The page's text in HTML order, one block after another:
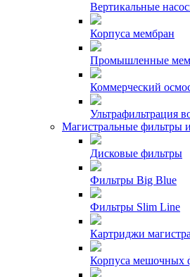
Вертикальные
Корпуса мембран
Промышленные
Коммерческий
Ультрафильтрация
Магистральные фильтры
Дисковые фильтры
Фильтры Big Blue
Фильтры Slim Line
Картриджи
Корпуса мешочных